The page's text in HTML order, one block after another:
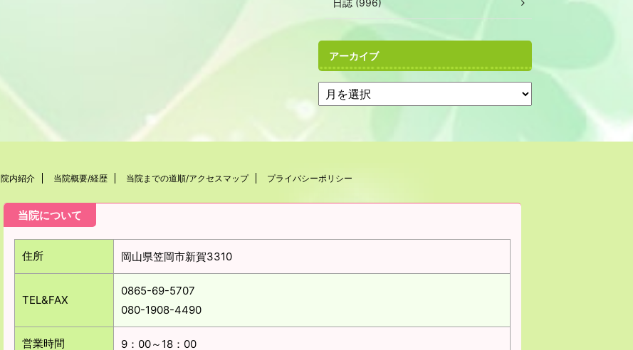
日誌 (996)
アーカイブ
院内紹介 当院概要/経歴 当院までの道順/アクセスマップ プライバシーポリシー
当院について
住所 岡山県笠岡市新賀3310
TEL&FAX
0865-69-5707
080-1908-4490
営業時間 9：00～18：00